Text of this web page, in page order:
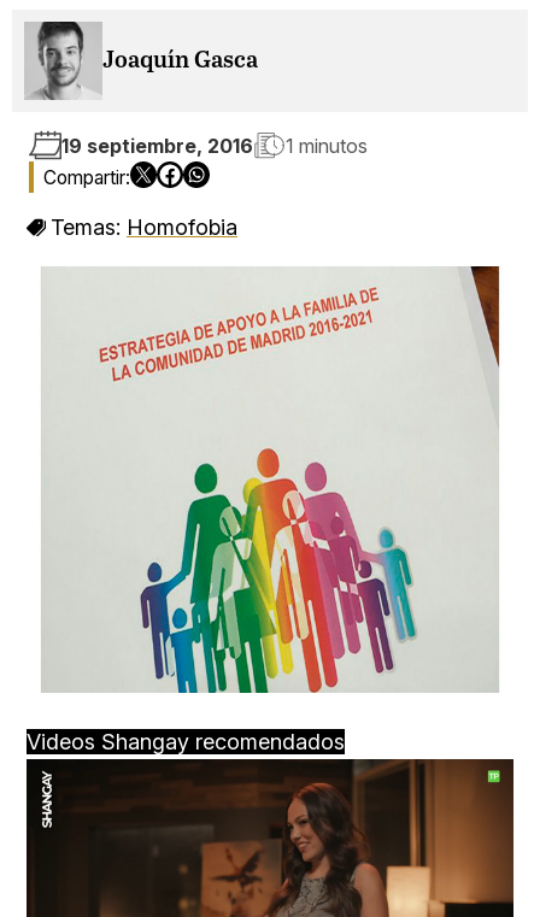
Joaquín Gasca
19 septiembre, 2016 1 minutos
Temas: Homofobia
Videos Shangay recomendados